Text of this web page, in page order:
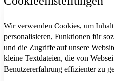
Wir verwenden Cookies, um
personalisieren, Funktionen für
und die Zugriffe auf unsere
kleine Textdateien, die von
Benutzererfahrung effizienter zu